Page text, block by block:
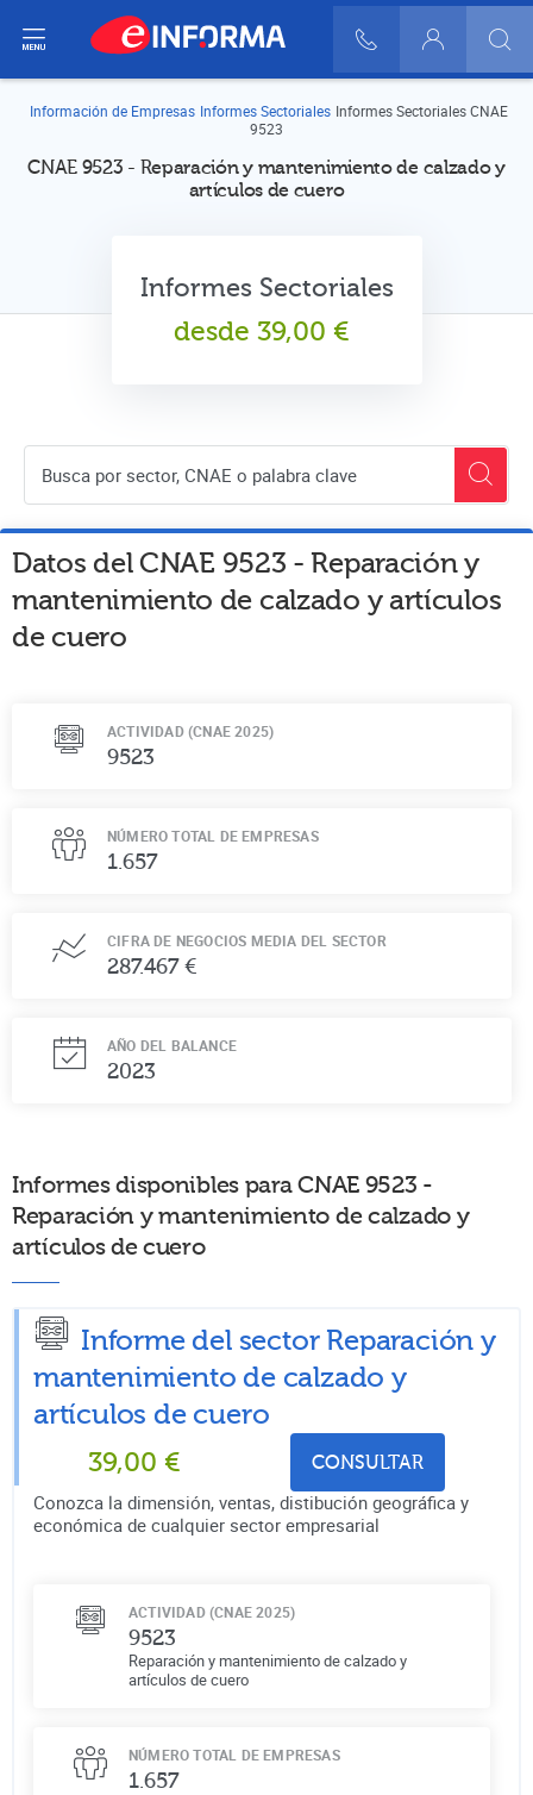
900 10 30 20
Login
Información de Empresas Informes Sectoriales Informes Sectoriales CNAE
9523
CNAE 9523 - Reparación y mantenimiento de calzado y
artículos de cuero
Informes Sectoriales
desde 39,00 €
Datos del CNAE 9523 - Reparación y
mantenimiento de calzado y artículos
de cuero
ACTIVIDAD (CNAE 2025)
9523
NÚMERO TOTAL DE EMPRESAS
1.657
CIFRA DE NEGOCIOS MEDIA DEL SECTOR
287.467 €
AÑO DEL BALANCE
2023
Informes disponibles para CNAE 9523 -
Reparación y mantenimiento de calzado y
artículos de cuero
Informe del sector Reparación y
mantenimiento de calzado y
artículos de cuero
39,00 € CONSULTAR
Conozca la dimensión, ventas, distibución geográfica y
económica de cualquier sector empresarial
ACTIVIDAD (CNAE 2025)
9523
Reparación y mantenimiento de calzado y
artículos de cuero
NÚMERO TOTAL DE EMPRESAS
1.657